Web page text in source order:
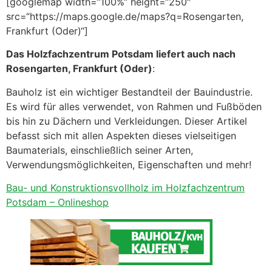
src=“https://maps.google.de/maps?q=Rosengarten,
Frankfurt (Oder)“]
Das Holzfachzentrum Potsdam liefert auch nach
Rosengarten, Frankfurt (Oder):
Bauholz ist ein wichtiger Bestandteil der Bauindustrie.
Es wird für alles verwendet, von Rahmen und Fußböden
bis hin zu Dächern und Verkleidungen. Dieser Artikel
befasst sich mit allen Aspekten dieses vielseitigen
Baumaterials, einschließlich seiner Arten,
Verwendungsmöglichkeiten, Eigenschaften und mehr!
Bau- und Konstruktionsvollholz im Holzfachzentrum
Potsdam – Onlineshop